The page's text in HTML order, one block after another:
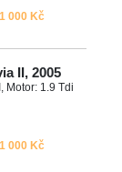
000 Kč
II, 2005
Motor: 1.9 Tdi
000 Kč